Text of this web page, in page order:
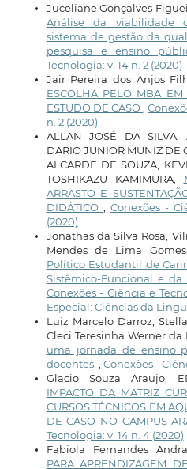
Juceliane Gonçalves
Análise da viabilidade
sistema de gestão da
pesquisa e ensino
Tecnologia: v. 14 n. 2 (2020)
Jair Pereira dos Anjos
ESCOLHA PELO MBA EM
ESTUDO DE CASO ,
n. 2 (2020)
ALLAN JOSÉ DA SILVA,
DARIO JUNIOR MUNIZ DE
ALCARDE DE SOUZA,
TOSHIKAZU KAMIMURA,
ARRASTO E
DIDÁTICO
Conexões -
(2020)
Jonathas da Silva Rosa,
Mendes de Lima
Político Estudantil de
Sistêmico-Funcional e
Conexões - Ciência e
Especial: Ciências da
Luiz Marcelo Darroz,
Cleci Teresinha Werner da
uma jornada de ensino
docentes.
Conexões -
Glacio Souza Araujo,
IMPACTO DA MATRIZ
CURSOS TÉCNICOS EM
DE CASO NO CAMPUS
Tecnologia: v. 14 n. 4 (2020)
Fabiola Fernandes
PARA APRENDIZAGEM